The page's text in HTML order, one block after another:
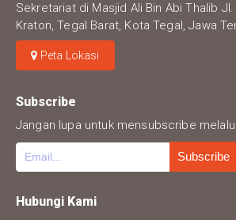
Sekretariat di Masjid Ali Bin Abi Thalib
Kraton, Tegal Barat, Kota Tegal, Jawa
Peta Lokasi
Subscribe
Jangan lupa untuk mensubscribe
Hubungi Kami